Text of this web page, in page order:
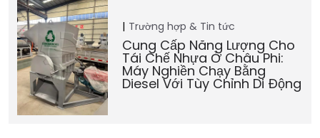
Trường hợp & Tin tức
Cung Cấp Năng Lượng Cho
Tái Chế Nhựa Ở Châu Phi:
Máy Nghiền Chạy Bằng
Diesel Với Tùy Chỉnh Di Động